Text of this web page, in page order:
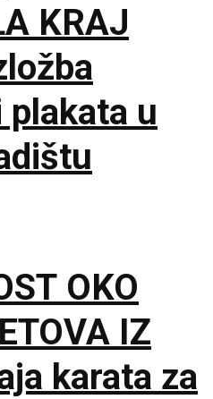
KRAJ
u
OKO
IZ
karata za